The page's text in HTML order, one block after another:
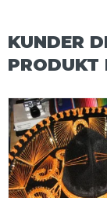
KUNDER